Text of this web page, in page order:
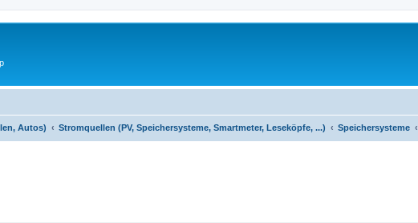
Autos) Stromquellen (PV, Speichersysteme, Smartmeter, Leseköpfe, ...) Speichersysteme